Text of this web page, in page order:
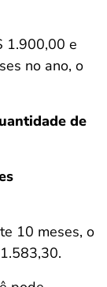
1.900,00 e
no ano, o
de
10 meses, o